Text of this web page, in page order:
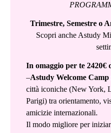
Trimestre, Semestre o
Scopri anche Astudy
In omaggio per te 2420€
–Astudy Welcome Camp
città iconiche (New York,
Parigi) tra orientamento,
amicizie internazionali.
Il modo migliore per